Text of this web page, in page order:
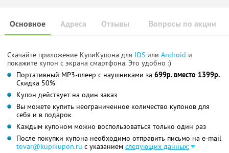
Основное Отзывы Вопросы по акции
Адреса
Скачайте приложение КупиКупона для IOS или Android и
покажите купон с экрана смартфона. Это удобно :)
Портативный MP3-плеер с наушниками за 699р. вместо 1399р.
Скидка 50%
Купон действует на один заказ
Вы можете купить неограниченное количество купонов для
себя и в подарок
Каждым купоном можно воспользоваться только один раз
После покупки купона необходимо отправить письмо на e-mail
tovar@kupikupon.ru с указанием следующих данных: